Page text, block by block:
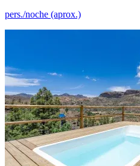
pers./noche (aprox.)